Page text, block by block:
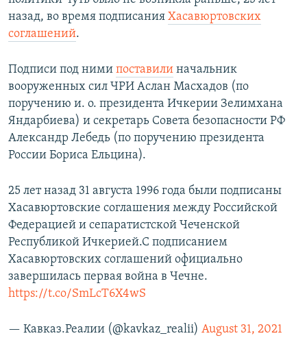
назад, во время подписания Хасавюртовских
соглашений.
Подписи под ними поставили начальник
вооруженных сил ЧРИ Аслан Масхадов (по
поручению и. о. президента Ичкерии Зелимхана
Яндарбиева) и секретарь Совета безопасности РФ
Александр Лебедь (по поручению президента
России Бориса Ельцина).
25 лет назад 31 августа 1996 года были подписаны
Хасавюртовские соглашения между Российской
Федерацией и сепаратистской Чеченской
Республикой Ичкерией.С подписанием
Хасавюртовских соглашений официально
завершилась первая война в Чечне.
https://t.co/SmLcT6X4wS
— Кавказ.Реалии (@kavkaz_realii) August 31, 2021